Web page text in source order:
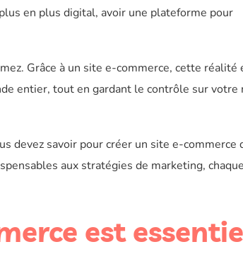
en plus digital, avoir une plateforme pour
Grâce à un site e-commerce, cette réalité
entier, tout en gardant le contrôle sur votre
devez savoir pour créer un site e-commerce
aux stratégies de marketing,
est